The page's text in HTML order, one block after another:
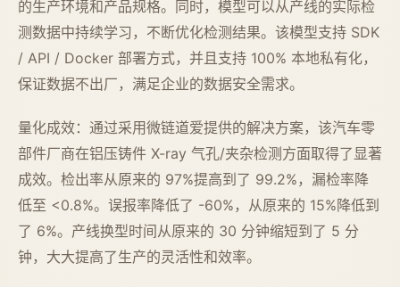
的生产环境和产品规格。同时，模型可以从产线的实际检
测数据中持续学习，不断优化检测结果。该模型支持 SDK
/ API / Docker 部署方式，并且支持 100% 本地私有化，
保证数据不出厂，满足企业的数据安全需求。
量化成效：通过采用微链道爱提供的解决方案，该汽车零
部件厂商在铝压铸件 X-ray 气孔/夹杂检测方面取得了显著
成效。检出率从原来的 97%提高到了 99.2%，漏检率降
低至 <0.8%。误报率降低了 -60%，从原来的 15%降低到
了 6%。产线换型时间从原来的 30 分钟缩短到了 5 分
钟，大大提高了生产的灵活性和效率。